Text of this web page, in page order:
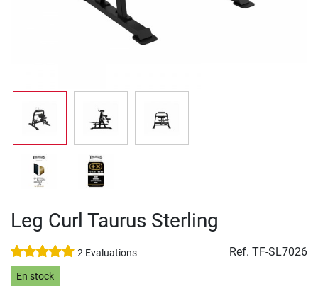
Leg Curl Taurus Sterling
2 Evaluations Ref. TF-SL7026
En stock